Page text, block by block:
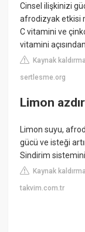
Cinsel ilişkinizi
afrodizyak etkisi
C vitamini ve
vitamini
Kaynak
sertlesme.org
Limon
Limon suyu,
gücü ve isteği
Sindirim sistemini
Kaynak
takvim.com.tr